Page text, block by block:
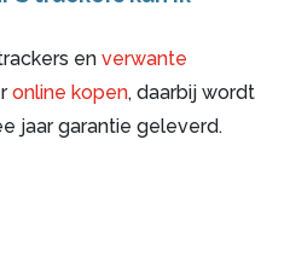
en verwante
online kopen, daarbij wordt
jaar garantie geleverd.